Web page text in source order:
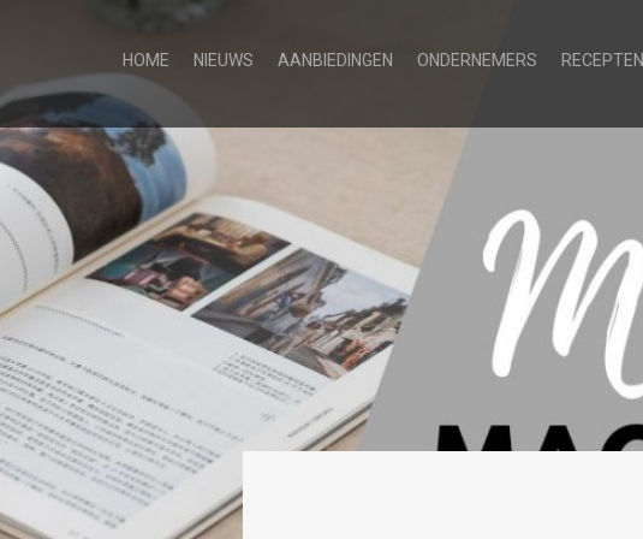
HOME NIEUWS AANBIEDINGEN ONDERNEMERS RECEPTEN